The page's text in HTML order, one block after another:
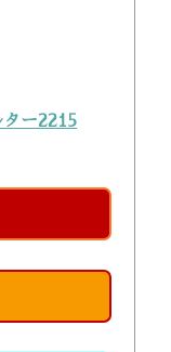
ー2215